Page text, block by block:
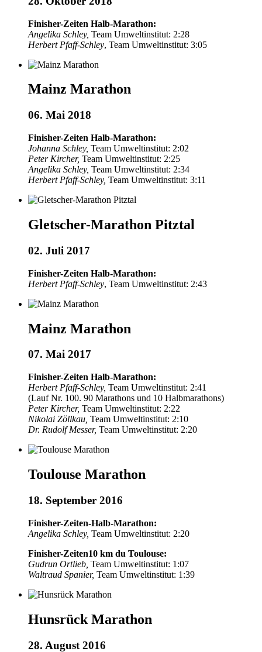
Finisher-Zeiten Halb-Marathon:
Angelika Schley, Team Umweltinstitut: 2:28
Herbert Pfaff-Schley, Team Umweltinstitut: 3:05
Mainz Marathon
06. Mai 2018
Finisher-Zeiten Halb-Marathon:
Johanna Schley, Team Umweltinstitut: 2:02
Peter Kircher, Team Umweltinstitut: 2:25
Angelika Schley, Team Umweltinstitut: 2:34
Herbert Pfaff-Schley, Team Umweltinstitut: 3:11
Gletscher-Marathon Pitztal
02. Juli 2017
Finisher-Zeiten Halb-Marathon:
Herbert Pfaff-Schley, Team Umweltinstitut: 2:43
Mainz Marathon
07. Mai 2017
Finisher-Zeiten Halb-Marathon:
Herbert Pfaff-Schley, Team Umweltinstitut: 2:41
(Lauf Nr. 100. 90 Marathons und 10 Halbmarathons)
Peter Kircher, Team Umweltinstitut: 2:22
Nikolai Zöllkau, Team Umweltinstitut: 2:10
Dr. Rudolf Messer, Team Umweltinstitut: 2:20
Toulouse Marathon
18. September 2016
Finisher-Zeiten-Halb-Marathon:
Angelika Schley, Team Umweltinstitut: 2:20
Finisher-Zeiten10 km du Toulouse:
Gudrun Ortlieb, Team Umweltinstitut: 1:07
Waltraud Spanier, Team Umweltinstitut: 1:39
Hunsrück Marathon
28. August 2016